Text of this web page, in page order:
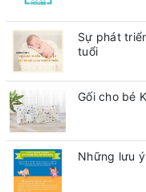
Sự phát
tuổi
Gối cho bé
Những lưu